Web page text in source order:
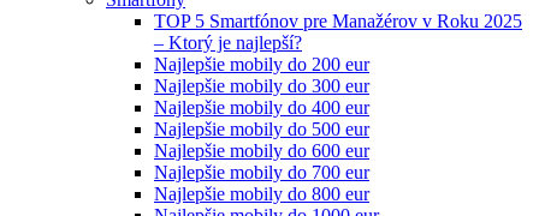
TOP 5 Smartfónov pre Manažérov v Roku 2025
– Ktorý je najlepší?
Najlepšie mobily do 200 eur
Najlepšie mobily do 300 eur
Najlepšie mobily do 400 eur
Najlepšie mobily do 500 eur
Najlepšie mobily do 600 eur
Najlepšie mobily do 700 eur
Najlepšie mobily do 800 eur